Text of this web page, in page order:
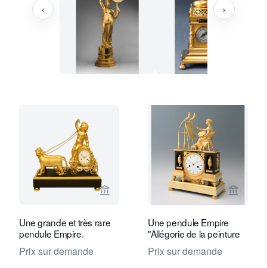
‹ ›
Voir la page vendeur de Limburg
Une grande et très rare
pendule Empire.
Prix sur demande
Voir la
Une pendule Empire
"Allégorie de la peinture
Prix sur demande